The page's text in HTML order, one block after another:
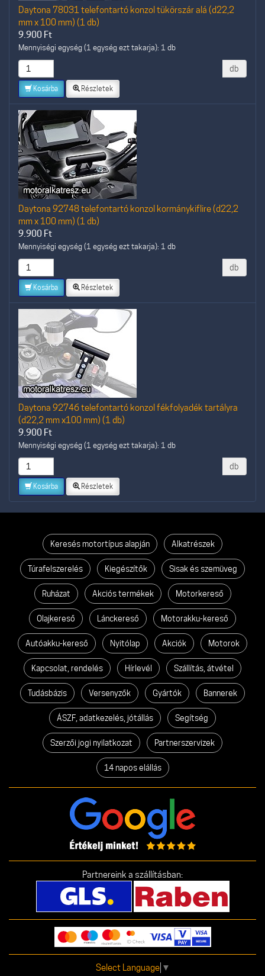
Daytona 78031 telefontartó konzol tükörszár alá (d22,2
mm x 100 mm) (1 db)
9.900 Ft
Mennyiségi egység (1 egység ezt takarja): 1 db
db
Kosárba Részletek
Daytona 92748 telefontartó konzol kormánykiflire (d22,2
mm x 100 mm) (1 db)
9.900 Ft
Mennyiségi egység (1 egység ezt takarja): 1 db
db
Kosárba Részletek
Daytona 92746 telefontartó konzol fékfolyadék tartályra
(d22,2 mm x100 mm) (1 db)
9.900 Ft
Mennyiségi egység (1 egység ezt takarja): 1 db
db
Kosárba Részletek
Keresés motortípus alapján Alkatrészek
Túrafelszerelés Kiegészítők Sisak és szemüveg
Ruházat Akciós termékek Motorkereső
Olajkereső Lánckereső Motorakku-kereső
Autóakku-kereső Nyitólap Akciók Motorok
Kapcsolat, rendelés Hírlevél Szállítás, átvétel
Tudásbázis Versenyzők Gyártók Bannerek
ÁSZF, adatkezelés, jótállás Segítség
Szerzői jogi nyilatkozat Partnerszervizek
14 napos elállás
Partnereink a szállításban:
Select Language ▼